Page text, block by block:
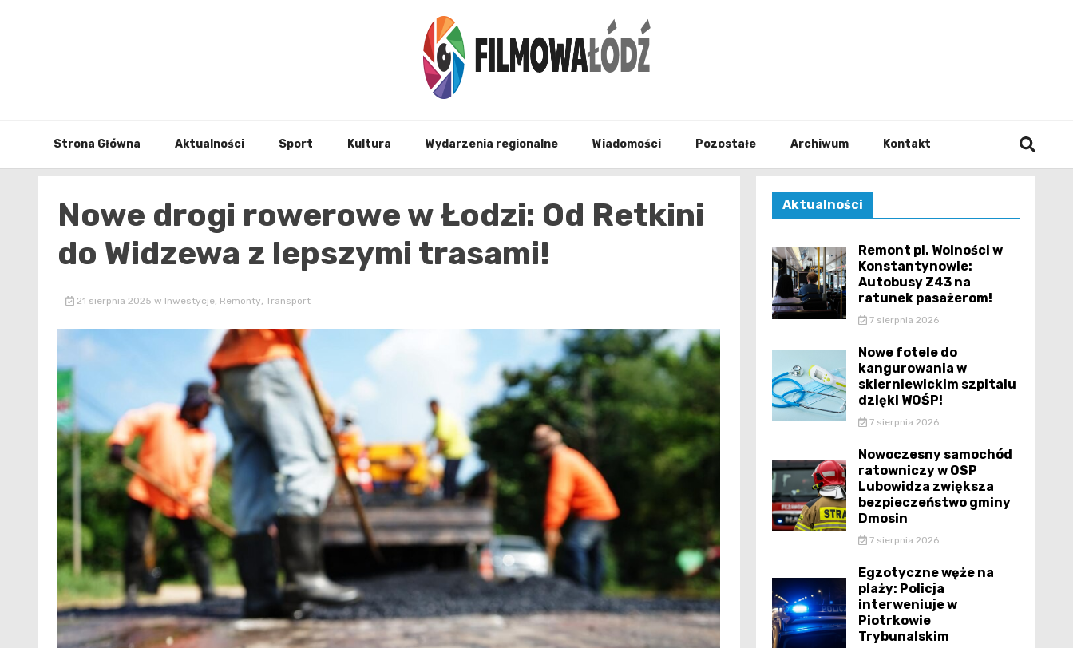
Strona Główna Aktualności Sport Kultura Wydarzenia regionalne Wiadomości Pozostałe Archiwum Kontakt
Nowe drogi rowerowe w Łodzi: Od Retkini
do Widzewa z lepszymi trasami!
21 sierpnia 2025 w Inwestycje, Remonty, Transport
Aktualności
Remont pl. Wolności w
Konstantynowie:
Autobusy Z43 na
ratunek pasażerom!
7 sierpnia 2026
Nowe fotele do
kangurowania w
skierniewickim szpitalu
dzięki WOŚP!
7 sierpnia 2026
Nowoczesny samochód
ratowniczy w OSP
Lubowidza zwiększa
bezpieczeństwo gminy
Dmosin
7 sierpnia 2026
Egzotyczne węże na
plaży: Policja
interweniuje w
Piotrkowie
Trybunalskim